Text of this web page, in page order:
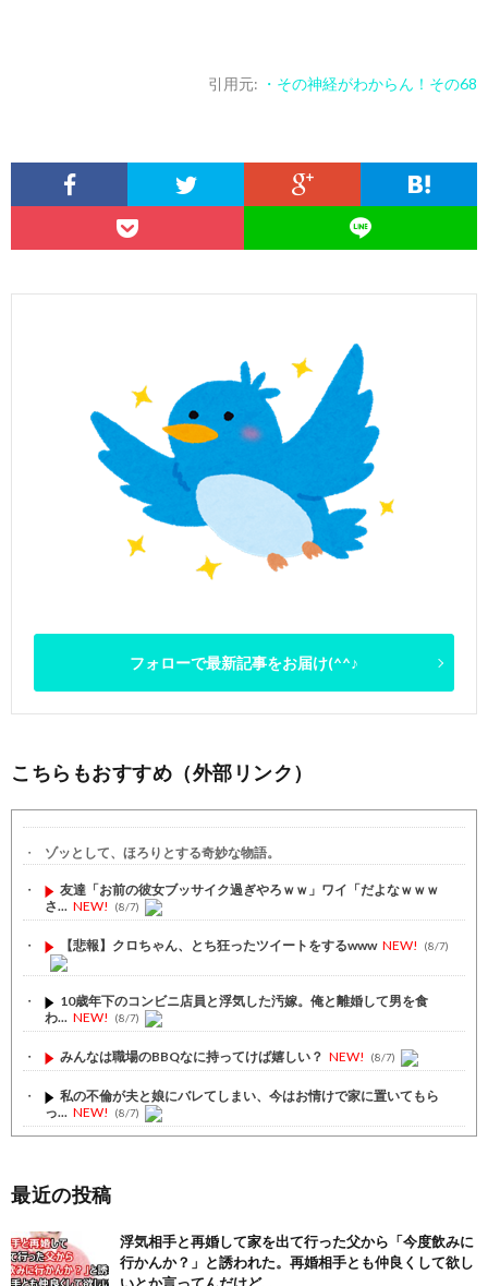
引用元: ・その神経がわからん！その68
フォローで最新記事をお届け(^^♪
こちらもおすすめ（外部リンク）
ゾッとして、ほろりとする奇妙な物語。
友達「お前の彼女ブッサイク過ぎやろｗｗ」ワイ「だよなｗｗｗ
さ... NEW! (8/7)
【悲報】クロちゃん、とち狂ったツイートをするwww NEW! (8/7)
10歳年下のコンビニ店員と浮気した汚嫁。俺と離婚して男を食
わ... NEW! (8/7)
みんなは職場のBBQなに持ってけば嬉しい？ NEW! (8/7)
私の不倫が夫と娘にバレてしまい、今はお情けで家に置いてもら
っ... NEW! (8/7)
【注目】熊本地震、28人死亡（30日午前6:30時点）
舌を絡ませて、唾液交換して── ちゅっちゅしながらの濃厚エッ...
(7/30)
最近の投稿
浮気相手と再婚して家を出て行った父から「今度飲みに
行かんか？」と誘われた。再婚相手とも仲良くして欲し